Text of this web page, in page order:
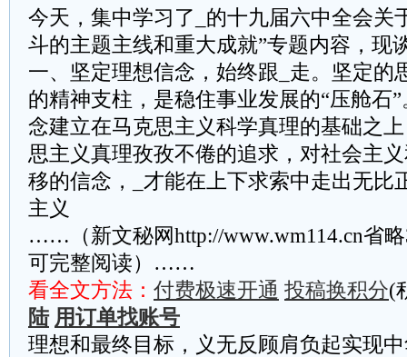
今天，集中学习了_的十九届六中全会关
斗的主题主线和重大成就”专题内容，现
一、坚定理想信念，始终跟_走。坚定的
的精神支柱，是稳住事业发展的“压舱石
念建立在马克思主义科学真理的基础之
思主义真理孜孜不倦的追求，对社会主
移的信念，_才能在上下求索中走出无比
主义
……（新文秘网http://www.wm114.cn省
可完整阅读）……
看全文方法： 付费极速开通 投稿换积分(
陆 用订单找账号
理想和最终目标，义无反顾肩负起实现